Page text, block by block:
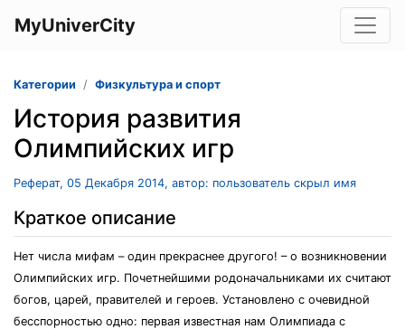
MyUniverCity
Категории Физкультура и спорт
История развития
Олимпийских игр
Реферат, 05 Декабря 2014, автор: пользователь скрыл имя
Краткое описание
Нет числа мифам – один прекраснее другого! – о возникновении
Олимпийских игр. Почетнейшими родоначальниками их считают
богов, царей, правителей и героев. Установлено с очевидной
бесспорностью одно: первая известная нам Олимпиада с